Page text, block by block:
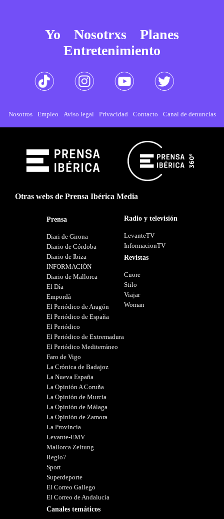
Yo Nosotrxs
Planes
Entretenimiento
Nosotros Empleo Aviso legal Privacidad Contacto Canal de denuncias
Otras webs de Prensa Ibérica Media
Prensa
Diari de Girona
Diario de Córdoba
Diario de Ibiza
INFORMACIÓN
Diario de Mallorca
El Día
Empordà
El Periódico de Aragón
El Periódico de España
El Periódico
El Periódico de Extremadura
El Periódico Mediterráneo
Faro de Vigo
La Crónica de Badajoz
La Nueva España
La Opinión A Coruña
La Opinión de Murcia
La Opinión de Málaga
La Opinión de Zamora
La Provincia
Levante-EMV
Mallorca Zeitung
Regio7
Sport
Superdeporte
El Correo Gallego
El Correo de Andalucia
Canales temáticos
Radio y televisión
LevanteTV
InformacionTV
Revistas
Cuore
Stilo
Viajar
Woman